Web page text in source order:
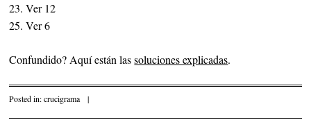
23. Ver 12
25. Ver 6
Confundido? Aquí están lassoluciones explicadas.
Posted in:crucigrama |